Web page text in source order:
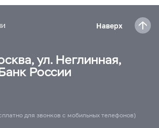
Наверх
ул. Неглинная,
России
для звонков с мобильных телефонов)